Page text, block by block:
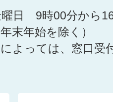
曜日 9時00分から
末年始を除く）
よっては、窓口受